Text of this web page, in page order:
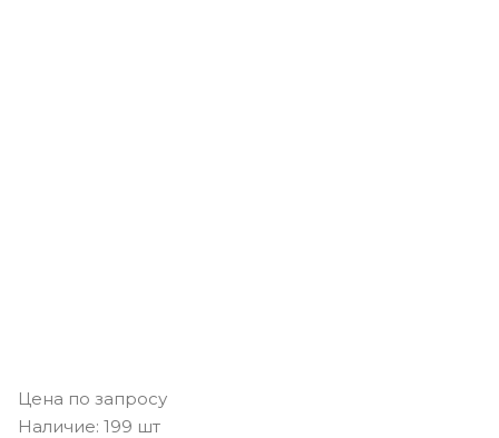
Цена по запросу
Наличие: 199 шт